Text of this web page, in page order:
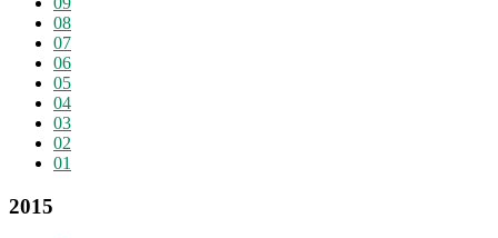
08
07
06
05
04
03
02
01
2015